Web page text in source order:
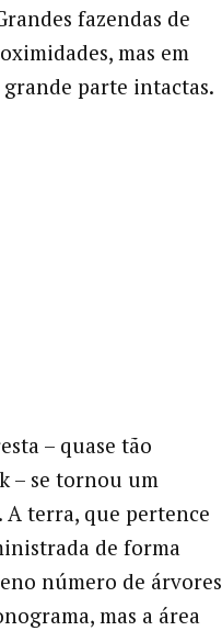
fazendas de
mas em
parte intactas.
– quase tão
– se tornou um
A terra, que pertence
de forma
número de árvores
mas a área